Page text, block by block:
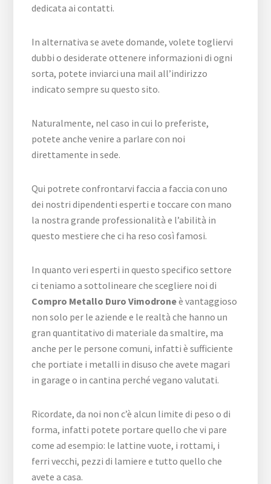
dedicata ai contatti.
In alternativa se avete domande, volete togliervi
dubbi o desiderate ottenere informazioni di ogni
sorta, potete inviarci una mail all’indirizzo
indicato sempre su questo sito.
Naturalmente, nel caso in cui lo preferiste,
potete anche venire a parlare con noi
direttamente in sede.
Qui potrete confrontarvi faccia a faccia con uno
dei nostri dipendenti esperti e toccare con mano
la nostra grande professionalità e l’abilità in
questo mestiere che ci ha reso così famosi.
In quanto veri esperti in questo specifico settore
ci teniamo a sottolineare che scegliere noi di
Compro Metallo Duro Vimodroneè vantaggioso
non solo per le aziende e le realtà che hanno un
gran quantitativo di materiale da smaltire, ma
anche per le persone comuni, infatti è sufficiente
che portiate i metalli in disuso che avete magari
in garage o in cantina perché vegano valutati.
Ricordate, da noi non c’è alcun limite di peso o di
forma, infatti potete portare quello che vi pare
come ad esempio: le lattine vuote, i rottami, i
ferri vecchi, pezzi di lamiere e tutto quello che
avete a casa.